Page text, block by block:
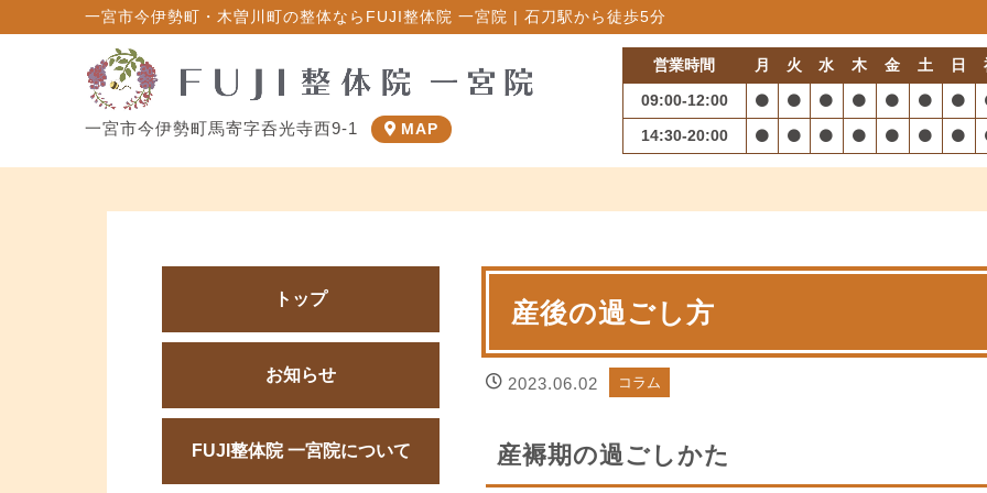
一宮市今伊勢町・木曽川町の整体ならFUJI整体院 一宮院 | 石刀駅から徒歩5分
一宮市今伊勢町馬寄字呑光寺西9-1 MAP
営業時間 月 火 水 木 金 土 日
09:00-12:00
14:30-20:00
産後の過ごし方
2023.06.02 コラム
産褥期の過ごしかた
トップ
お知らせ
FUJI整体院 一宮院について